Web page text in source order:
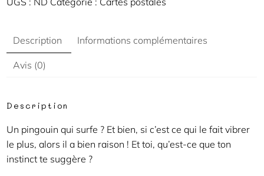
Description Informations complémentaires
Avis (0)
Description
Un pingouin qui surfe ? Et bien, si c’est ce qui le fait vibrer
le plus, alors il a bien raison ! Et toi, qu’est-ce que ton
instinct te suggère ?